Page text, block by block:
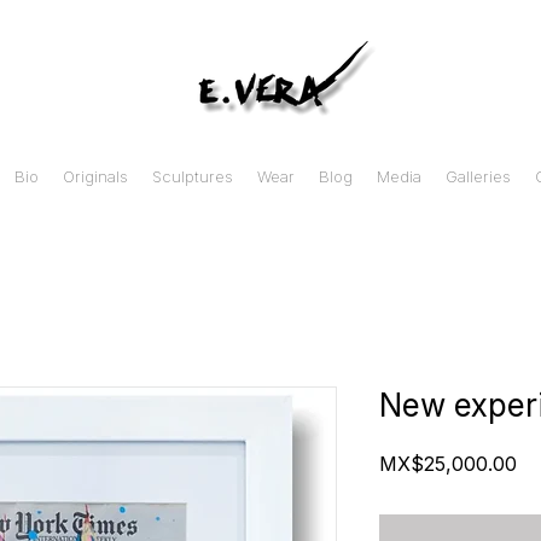
Bio Originals Sculptures Wear Blog Media Galleries
New
MX$25,000.00